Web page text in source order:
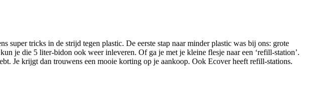
super tricks in de strijd tegen plastic. De eerste stap naar minder plastic was bij ons: grote
je die 5 liter-bidon ook weer inleveren. Of ga je met je kleine flesje naar een ‘refill-station’.
Je krijgt dan trouwens een mooie korting op je aankoop. Ook Ecover heeft refill-stations.